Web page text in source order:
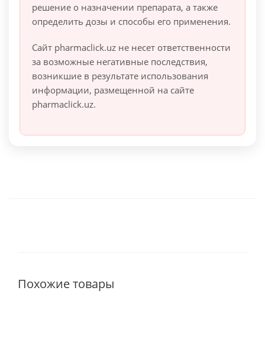
решение о назначении препарата, а также
определить дозы и способы его применения.
Сайт pharmaclick.uz не несет ответственности
за возможные негативные последствия,
возникшие в результате использования
информации, размещенной на сайте
pharmaclick.uz.
Похожие товары